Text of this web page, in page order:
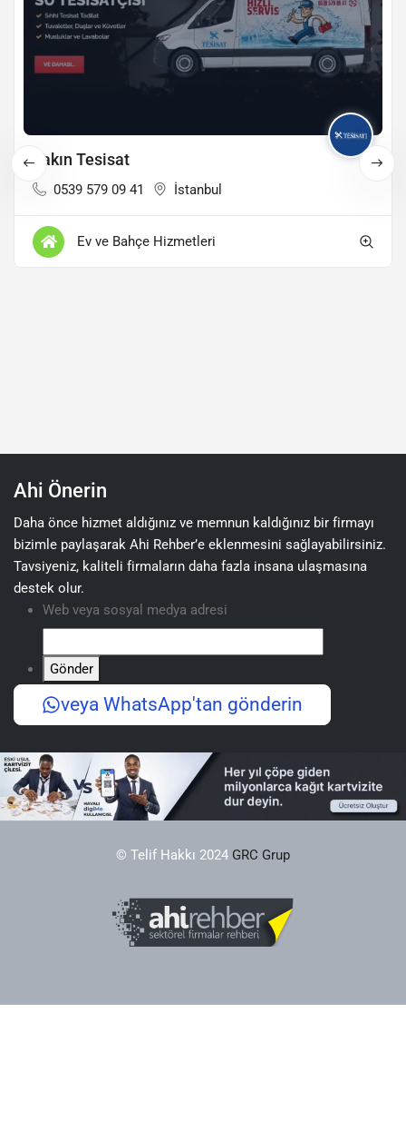
Yakın Tesisat
0539 579 09 41 İstanbul
Ev ve Bahçe Hizmetleri
Ahi Önerin
Daha önce hizmet aldığınız ve memnun kaldığınız bir firmayı
bizimle paylaşarak Ahi Rehber’e eklenmesini sağlayabilirsiniz.
Tavsiyeniz, kaliteli firmaların daha fazla insana ulaşmasına
destek olur.
Web veya sosyal medya adresi
Gönder
veya WhatsApp'tan gönderin
© Telif Hakkı 2024 GRC Grup